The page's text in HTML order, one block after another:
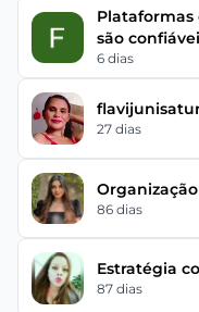
Plataformas
são
6 dias
27 dias
86 dias
Estratégia
87 dias